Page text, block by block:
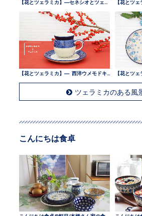
ツェラミカのある風
こんにちは食卓